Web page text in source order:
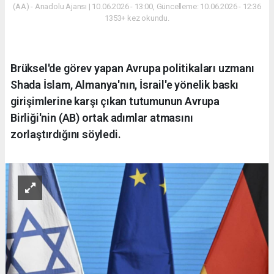
(AA) - Anadolu Ajansı | 10.06.2026 - 13:00, Güncelleme: 10.06.2026 - 12:36
1353+ kez okundu.
Brüksel'de görev yapan Avrupa politikaları uzmanı
Shada İslam, Almanya'nın, İsrail'e yönelik baskı
girişimlerine karşı çıkan tutumunun Avrupa
Birliği'nin (AB) ortak adımlar atmasını
zorlaştırdığını söyledi.